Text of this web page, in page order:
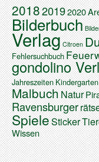
201820192020
Bilderbuch
Verlag Citroen
Fehlersuchbuch
gondolino
JahreszeitenKindergarten
MalbuchNatur
Ravensburger
SpieleSticker
Wissen